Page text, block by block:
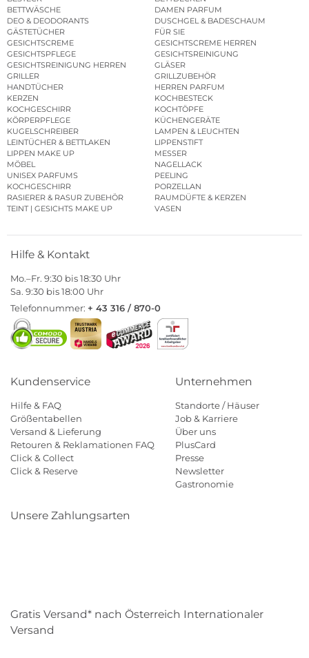
BETTWÄSCHE
DAMEN PARFUM
DEO & DEODORANTS
DUSCHGEL & BADESCHAUM
GÄSTETÜCHER
FÜR SIE
GESICHTSCREME
GESICHTSCREME HERREN
GESICHTSPFLEGE
GESICHTSREINIGUNG
GESICHTSREINIGUNG HERREN
GLÄSER
GRILLER
GRILLZUBEHÖR
HANDTÜCHER
HERREN PARFUM
KERZEN
KOCHBESTECK
KOCHGESCHIRR
KOCHTÖPFE
KÖRPERPFLEGE
KÜCHENGERÄTE
KUGELSCHREIBER
LAMPEN & LEUCHTEN
LEINTÜCHER & BETTLAKEN
LIPPENSTIFT
LIPPEN MAKE UP
MESSER
MÖBEL
NAGELLACK
UNISEX PARFUMS
PEELING
KOCHGESCHIRR
PORZELLAN
RASIERER & RASUR ZUBEHÖR
RAUMDÜFTE & KERZEN
TEINT | GESICHTS MAKE UP
VASEN
Hilfe & Kontakt
Mo.–Fr. 9:30 bis 18:30 Uhr
Sa. 9:30 bis 18:00 Uhr
Telefonnummer: + 43 316 / 870-0
Kundenservice
Hilfe & FAQ
Größentabellen
Versand & Lieferung
Retouren & Reklamationen FAQ
Click & Collect
Click & Reserve
Unternehmen
Standorte / Häuser
Job & Karriere
Über uns
PlusCard
Presse
Newsletter
Gastronomie
Unsere Zahlungsarten
Gratis Versand* nach Österreich Internationaler
Versand